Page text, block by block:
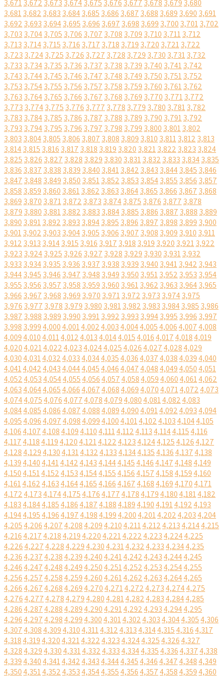
3,6713,672 3,673 3,6743,675 3,676 3,677 3,678 3,679 3,680
3,6813,682 3,683 3,6843,685 3,686 3,687 3,688 3,689 3,690 3,691
3,692 3,693 3,6943,695 3,696 3,697 3,698 3,699 3,700 3,7013,702
3,703 3,7043,705 3,706 3,707 3,708 3,709 3,710 3,7113,712
3,713 3,7143,715 3,716 3,717 3,718 3,719 3,720 3,7213,722
3,723 3,7243,725 3,726 3,727 3,728 3,729 3,730 3,7313,732
3,733 3,7343,735 3,736 3,737 3,738 3,739 3,740 3,7413,742
3,743 3,7443,745 3,746 3,747 3,748 3,749 3,750 3,7513,752
3,753 3,7543,755 3,756 3,757 3,758 3,759 3,760 3,7613,762
3,763 3,7643,765 3,766 3,767 3,768 3,769 3,770 3,7713,772
3,773 3,7743,775 3,776 3,777 3,778 3,779 3,780 3,7813,782
3,783 3,7843,785 3,786 3,787 3,788 3,789 3,790 3,7913,792
3,793 3,7943,795 3,796 3,797 3,798 3,799 3,800 3,8013,802
3,803 3,8043,805 3,806 3,807 3,808 3,809 3,810 3,8113,812 3,813
3,8143,815 3,816 3,817 3,818 3,819 3,820 3,8213,822 3,823 3,824
3,825 3,826 3,827 3,828 3,829 3,830 3,8313,832 3,833 3,8343,835
3,836 3,837 3,838 3,839 3,840 3,8413,842 3,843 3,8443,845 3,846
3,847 3,848 3,849 3,850 3,8513,852 3,853 3,8543,855 3,856 3,857
3,858 3,859 3,860 3,8613,862 3,863 3,8643,865 3,866 3,867 3,868
3,869 3,870 3,8713,872 3,873 3,8743,875 3,876 3,877 3,878
3,879 3,880 3,8813,882 3,883 3,8843,885 3,886 3,887 3,888 3,889
3,890 3,8913,892 3,893 3,8943,895 3,896 3,897 3,898 3,899 3,900
3,9013,902 3,903 3,9043,905 3,906 3,907 3,908 3,909 3,910 3,911
3,912 3,913 3,9143,915 3,916 3,917 3,918 3,919 3,920 3,9213,922
3,923 3,9243,925 3,926 3,927 3,928 3,929 3,930 3,9313,932
3,933 3,9343,935 3,936 3,937 3,938 3,939 3,940 3,9413,942 3,943
3,9443,945 3,946 3,947 3,948 3,949 3,950 3,9513,952 3,953 3,954
3,955 3,956 3,957 3,958 3,959 3,960 3,9613,962 3,963 3,9643,965
3,966 3,967 3,968 3,969 3,970 3,9713,972 3,973 3,9743,975
3,976 3,977 3,978 3,979 3,980 3,9813,982 3,983 3,9843,985 3,986
3,987 3,988 3,989 3,990 3,9913,992 3,993 3,9943,995 3,996 3,997
3,998 3,9994,0004,0014,0024,0034,0044,0054,0064,0074,008
4,0094,0104,0114,0124,0134,0144,0154,0164,0174,0184,019
4,0204,0214,0224,0234,0244,0254,0264,0274,0284,029
4,0304,0314,0324,0334,0344,0354,0364,0374,0384,0394,040
4,0414,0424,0434,0444,0454,0464,0474,0484,0494,0504,051
4,0524,0534,0544,0554,0564,0574,0584,0594,0604,0614,062
4,0634,0644,0654,0664,0674,0684,0694,0704,0714,0724,073
4,0744,0754,0764,0774,0784,0794,0804,0814,0824,083
4,0844,0854,0864,0874,0884,0894,0904,0914,0924,0934,094
4,0954,0964,0974,0984,0994,1004,1014,1024,1034,1044,105
4,1064,1074,1084,1094,1104,1114,1124,1134,1144,1154,116
4,1174,1184,1194,1204,1214,1224,1234,1244,1254,1264,127
4,1284,1294,1304,1314,1324,1334,1344,1354,1364,1374,138
4,1394,1404,1414,1424,1434,1444,1454,1464,1474,1484,149
4,1504,1514,1524,1534,1544,1554,1564,1574,1584,1594,160
4,1614,1624,1634,1644,1654,1664,1674,1684,1694,1704,171
4,1724,1734,1744,1754,1764,1774,1784,1794,1804,1814,182
4,1834,1844,1854,1864,1874,1884,1894,1904,1914,1924,193
4,1944,1954,1964,1974,1984,1994,2004,2014,2024,2034,204
4,2054,2064,2074,2084,2094,2104,2114,2124,2134,2144,215
4,2164,2174,2184,2194,2204,2214,2224,2234,2244,225
4,2264,2274,2284,2294,2304,2314,2324,2334,2344,235
4,2364,2374,2384,2394,2404,2414,2424,2434,2444,245
4,2464,2474,2484,2494,2504,2514,2524,2534,2544,255
4,2564,2574,2584,2594,2604,2614,2624,2634,2644,265
4,2664,2674,2684,2694,2704,2714,2724,2734,2744,275
4,2764,2774,2784,2794,2804,2814,2824,2834,2844,285
4,2864,2874,2884,2894,2904,2914,2924,2934,2944,295
4,2964,2974,2984,2994,3004,3014,3024,3034,3044,3054,306
4,3074,3084,3094,3104,3114,3124,3134,3144,3154,3164,317
4,3184,3194,3204,3214,3224,3234,3244,3254,3264,327
4,3284,3294,3304,3314,3324,3334,3344,3354,3364,3374,338
4,3394,3404,3414,3424,3434,3444,3454,3464,3474,3484,349
4,3504,3514,3524,3534,3544,3554,3564,3574,3584,3594,360